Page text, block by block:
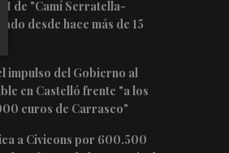
de "Camí Serratella-
desde hace más de 15
impulso del Gobierno al
en Castelló frente "a los
euros de Carrasco"
a Civicons por 600.500